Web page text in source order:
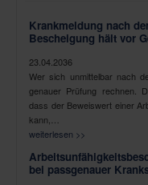
Krankmeldung nach
Bescheigung hält vor
23.04.2036
Wer sich unmittelbar nach
genauer Prüfung rechnen.
dass der Beweiswert einer
kann,…
weiterlesen >>
bei passgenauer